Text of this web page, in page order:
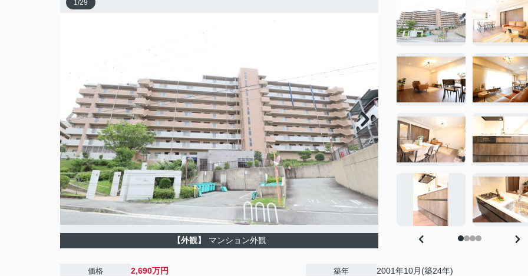
1/29
【外観】 マンション外観
価格 2,690万円 築年 2001年10月(築24年)